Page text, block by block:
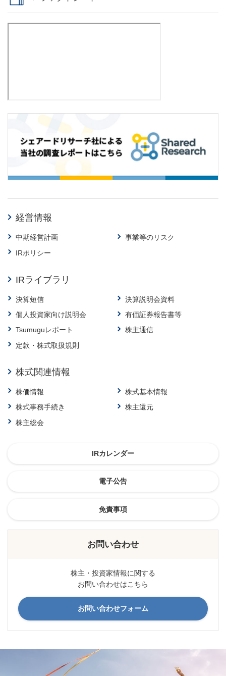
経営情報
中期経営計画
事業等のリスク
IRポリシー
IRライブラリ
決算短信
決算説明会資料
個人投資家向け説明会
有価証券報告書等
Tsumuguレポート
株主通信
定款・株式取扱規則
株式関連情報
株価情報
株式基本情報
株式事務手続き
株主還元
株主総会
IRカレンダー
電子公告
免責事項
お問い合わせ
株主・投資家情報に関する
お問い合わせはこちら
お問い合わせフォーム